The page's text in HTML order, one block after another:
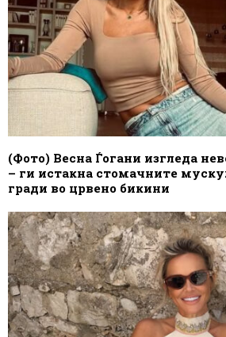
(Фото) Весна Ѓогани изгледа
– ги истакна стомачните
гради во црвено бикини